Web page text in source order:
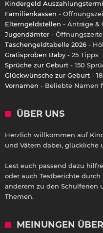
Kindergeld
Familienkassen -
Elterngeldstellen - Anträge &
Jugendämter -
Taschengeldtabelle 2026 -
Gratisproben Baby - 25 Tipps
Sprüche zur Geburt - 150
Glückwünsche zur Geburt -
Vornamen - Beliebte Namen
ÜBER UNS
Herzlich willkommen auf
und Vätern dabei, glückliche
Lest euch passend dazu
oder auch Testberichte
anderem zu den Schulferien
Themen.
MEINUNGEN